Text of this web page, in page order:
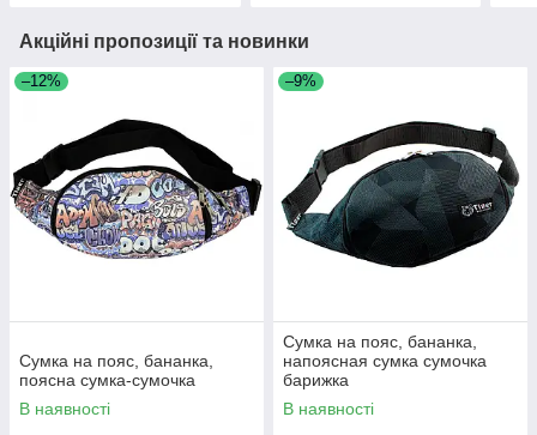
Акційні пропозиції та новинки
–12%
Сумка на пояс, бананка,
поясна сумка-сумочка
В наявності
–9%
Сумка на пояс, бананка,
напоясная сумка сумочка
барижка
В наявності